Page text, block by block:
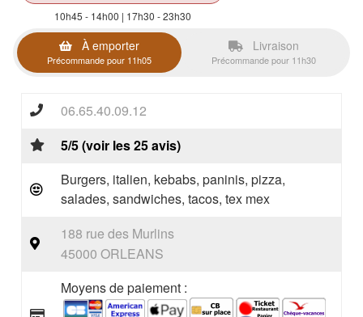
10h45 - 14h00 | 17h30 - 23h30
À emporter
Précommande pour 11h05
Livraison
Précommande pour 11h30
06.65.40.09.12
5/5 (voir les 25 avis)
Burgers, italien, kebabs, paninis, pizza,
salades, sandwiches, tacos, tex mex
188 rue des Murlins
45000 ORLEANS
Moyens de paiement :